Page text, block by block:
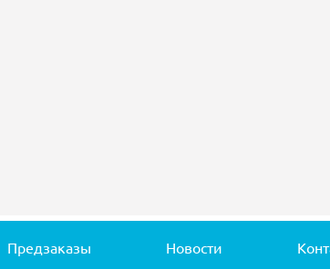
Предзаказы Новости